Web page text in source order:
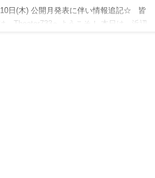
日(木) 公開月発表に伴い情報追記☆ 皆
、Theater733へようこそ！ 本日は、浜辺